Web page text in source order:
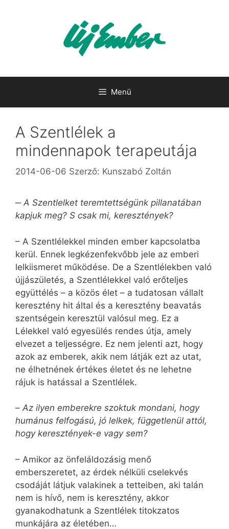
Menü
A Szentlélek a
mindennapok terapeutája
2014-06-06 Szerző: Kunszabó Zoltán
‒ A Szentlelket teremtettségünk pillanatában
kapjuk meg? S csak mi, keresztények?
– A Szentlélekkel minden ember kapcsolatba
kerül. Ennek legkézenfekvőbb jele az emberi
lelkiismeret működése. De a Szentlélekben való
újjászületés, a Szentlélekkel való erőteljes
együttélés – a közös élet – a tudatosan vállalt
keresztény hit által és a keresztény beavatás
szentségein keresztül valósul meg. Ez a
Lélekkel való egyesülés rendes útja, amely
elvezet a teljességre. Ez nem jelenti azt, hogy
azok az emberek, akik nem látják ezt az utat,
ne élhetnének értékes életet és ne lehetne
rájuk is hatással a Szentlélek.
– Az ilyen emberekre szoktuk mondani, hogy
humánus felfogású, jó lelkek, függetlenül attól,
hogy keresztények-e vagy sem?
– Amikor az önfeláldozásig menő
emberszeretet, az érdek nélküli cselekvés
csodáját látjuk valakinek a tetteiben, aki talán
nem is hívő, nem is keresztény, akkor
gyanakodhatunk a Szentlélek titokzatos
munkájára az életében…